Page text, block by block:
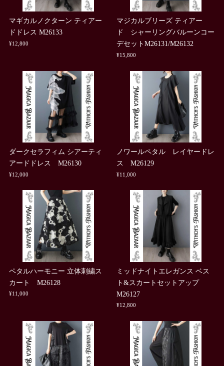
マギカルノクターン ティアー
ドドレス M26133
¥12,800
マジカルブリーズ ティアー
ド シャーリングバルーンコー
デセットM26131/M26132
¥15,800
ダークセラフィム シアーティ
アードドレス M26130
¥12,000
ノワールペタル レイヤードレ
ス M26129
¥11,000
ペタルハーモニー 立体刺繍ス
カート M26128
¥11,000
ミッドナイトエレガンス ベス
ト&スカートセットアップ
M26127
¥12,800